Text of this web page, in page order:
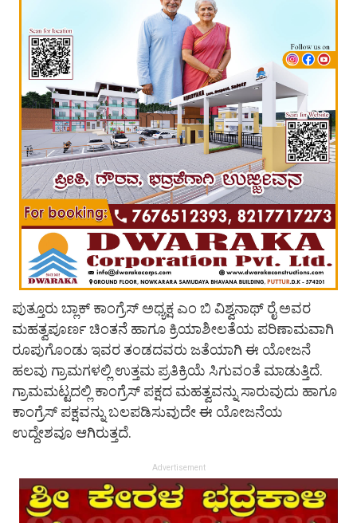
ಪುತ್ತೂರು ಬ್ಲಾಕ್ ಕಾಂಗ್ರೆಸ್ ಅಧ್ಯಕ್ಷ ಎಂ ಬಿ ವಿಶ್ವನಾಥ್ ರೈ ಅವರ
ಮಹತ್ವಪೂರ್ಣ ಚಿಂತನೆ ಹಾಗೂ ಕ್ರಿಯಾಶೀಲತೆಯ ಪರಿಣಾಮವಾಗಿ
ರೂಪುಗೊಂಡು ಇವರ ತಂಡದವರು ಜತೆಯಾಗಿ ಈ ಯೋಜನೆ
ಹಲವು ಗ್ರಾಮಗಳಲ್ಲಿ ಉತ್ತಮ ಪ್ರತಿಕ್ರಿಯೆ ಸಿಗುವಂತೆ ಮಾಡುತ್ತಿದೆ.
ಗ್ರಾಮಮಟ್ಟದಲ್ಲಿ ಕಾಂಗ್ರೆಸ್ ಪಕ್ಷದ ಮಹತ್ವವನ್ನು ಸಾರುವುದು ಹಾಗೂ
ಕಾಂಗ್ರೆಸ್ ಪಕ್ಷವನ್ನು ಬಲಪಡಿಸುವುದೇ ಈ ಯೋಜನೆಯ
ಉದ್ದೇಶವೂ ಆಗಿರುತ್ತದೆ.
Advertisement